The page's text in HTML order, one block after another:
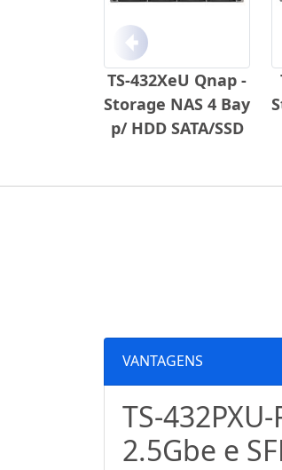
TS-432XeU Qnap -
Storage NAS 4 Bay
p/ HDD SATA/SSD
Anterior
VANTAGENS
TS-
2.5Gbe e